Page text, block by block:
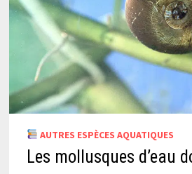
AUTRES ESPÈCES AQUATIQUES
Les mollusques d’eau